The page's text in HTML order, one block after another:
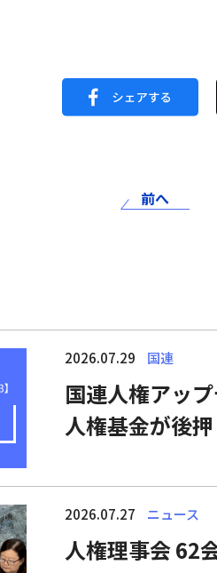
前へ
2026.07.29 国連
国連人権アッ
人権基金が後
2026.07.27 ニュース
人権理事会 62